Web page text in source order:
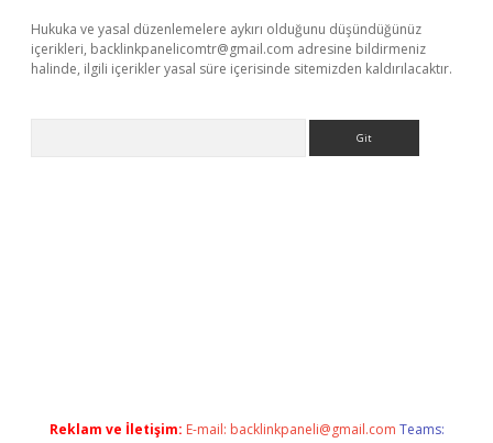
Hukuka ve yasal düzenlemelere aykırı olduğunu düşündüğünüz
içerikleri, backlinkpanelicomtr@gmail.com adresine bildirmeniz
halinde, ilgili içerikler yasal süre içerisinde sitemizden kaldırılacaktır.
Reklam ve İletişim: E-mail: backlinkpaneli@gmail.com Teams: